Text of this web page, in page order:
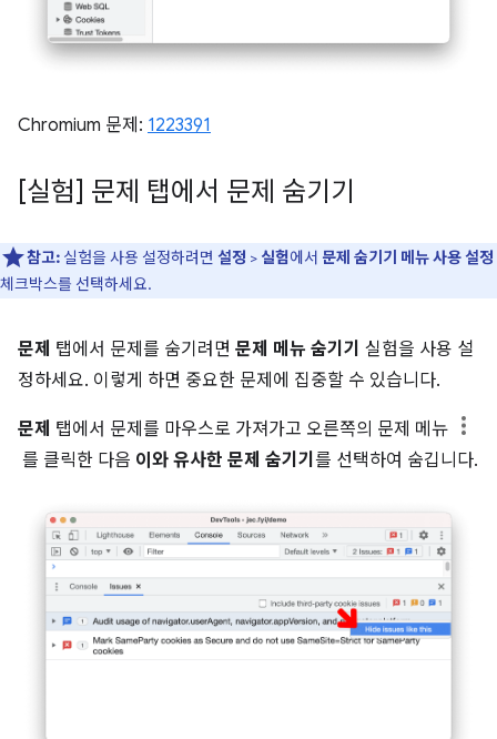
Chromium 문제: 1223391
[실험] 문제 탭에서 문제 숨기기
참고: 실험을 사용 설정하려면 설정 > 실험에서 문제 숨기기 메뉴 사용 설정
체크박스를 선택하세요.
문제 탭에서 문제를 숨기려면 문제 메뉴 숨기기 실험을 사용 설
정하세요. 이렇게 하면 중요한 문제에 집중할 수 있습니다.
문제 탭에서 문제를 마우스로 가져가고 오른쪽의 문제 메뉴
를 클릭한 다음 이와 유사한 문제 숨기기 를 선택하여 숨깁니다.